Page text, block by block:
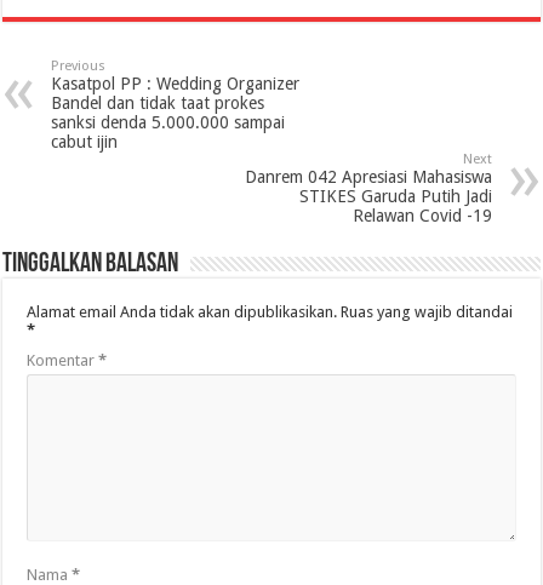
Previous
Kasatpol PP : Wedding Organizer
Bandel dan tidak taat prokes
sanksi denda 5.000.000 sampai
cabut ijin
Next
Danrem 042 Apresiasi Mahasiswa
STIKES Garuda Putih Jadi
Relawan Covid -19
Tinggalkan Balasan
Alamat email Anda tidak akan dipublikasikan. Ruas yang wajib ditandai
*
Komentar*
Nama*